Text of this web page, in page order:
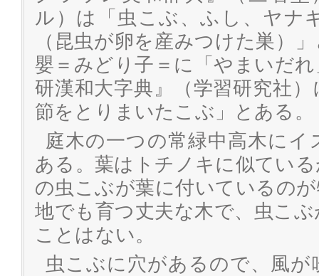
ル）は「虫こぶ、ふし、ヤナ
（昆虫が卵を産みつけた巣）
嬰＝みどり子＝に「やまいだ
研漢和大字典』（学習研究社
節をとりまいたこぶ」とある。
庭木の一つの常緑中高木に
ある。葉はトチノキに似てい
の虫こぶが葉に付いているの
地でも育つ丈夫な木で、虫こ
ことはない。
虫こぶに穴があるので、風